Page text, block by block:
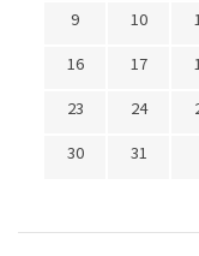
9
10
16
17
23
24
30
31